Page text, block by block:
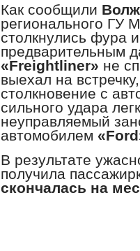
Как сообщили
регионального ГУ
столкнулись фура
предварительным
«Freightliner» не
выехал на
столкновение с
сильного удара
неуправляемый
автомобилем
В результате
получила
скончалась на